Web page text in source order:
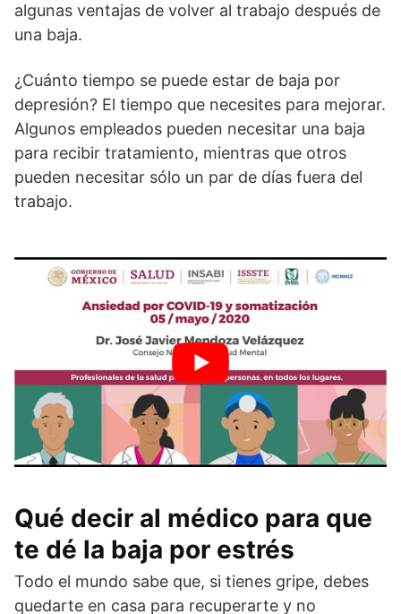
algunas ventajas de volver al trabajo después de
una baja.
¿Cuánto tiempo se puede estar de baja por
depresión? El tiempo que necesites para mejorar.
Algunos empleados pueden necesitar una baja
para recibir tratamiento, mientras que otros
pueden necesitar sólo un par de días fuera del
trabajo.
Qué decir al médico para que
te dé la baja por estrés
Todo el mundo sabe que, si tienes gripe, debes
quedarte en casa para recuperarte y no